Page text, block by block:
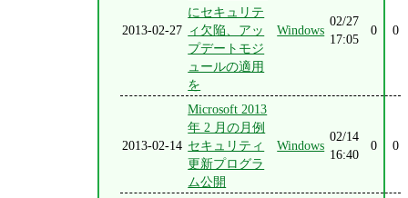
2013-02-27
にセキュリテ
ィ欠陥、アッ
プデートモジ
ュールの適用
を
Windows
02/27
17:05
0 0
2013-02-14
Microsoft 2013
年 2 月の月例
セキュリティ
更新プログラ
ム公開
Windows
02/14
16:40
0 0